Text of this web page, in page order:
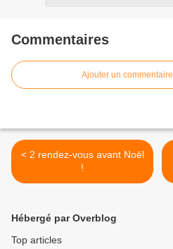
Commentaires
Ajouter un commentaire
< 2 rendez-vous avant Noël
!
Hébergé par Overblog
Top articles